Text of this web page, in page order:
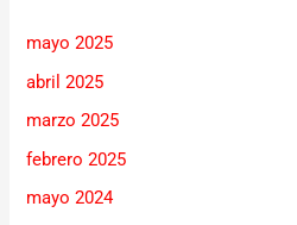
mayo 2025
abril 2025
marzo 2025
febrero 2025
mayo 2024